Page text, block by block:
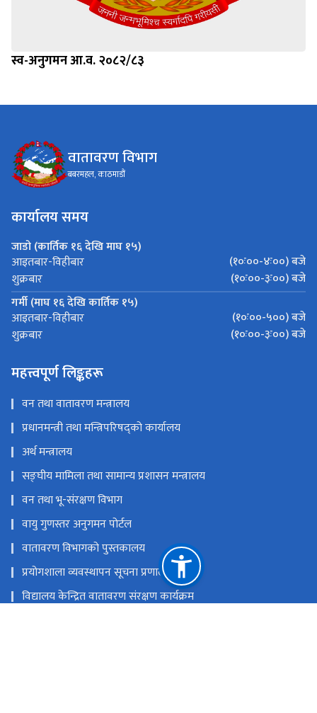
स्व-अनुगमन आ.व. २०८२/८३
वातावरण विभाग
बबरमहल, काठमाडौं
कार्यालय समय
जाडो (कार्तिक १६ देखि माघ १५)
आइतबार-विहीबार
(१०ः००-४ः००) बजे
शुक्रबार
(१०ः००-३ः००) बजे
गर्मी (माघ १६ देखि कार्तिक १५)
आइतबार-विहीबार
(१०ः००-५००) बजे
शुक्रबार
(१०ः००-३ः००) बजे
महत्त्वपूर्ण लिङ्कहरू
वन तथा वातावरण मन्त्रालय
प्रधानमन्त्री तथा मन्त्रिपरिषद्को कार्यालय
अर्थ मन्त्रालय
सङ्‍घीय मामिला तथा सामान्य प्रशासन मन्त्रालय
वन तथा भू-संरक्षण विभाग
वायु गुणस्तर अनुगमन पोर्टल
वातावरण विभागको पुस्तकालय
प्रयोगशाला व्यवस्थापन सूचना प्रणाली
विद्यालय केन्द्रित वातावरण संरक्षण कार्यक्रम